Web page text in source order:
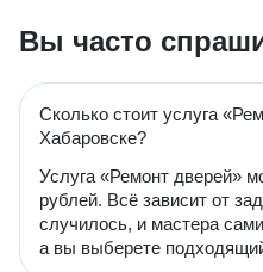
Вы часто
Сколько стоит услуга
Хабаровске?
Услуга «Ремонт дверей»
рублей. Всё зависит от
случилось, и мастера
а вы выберете